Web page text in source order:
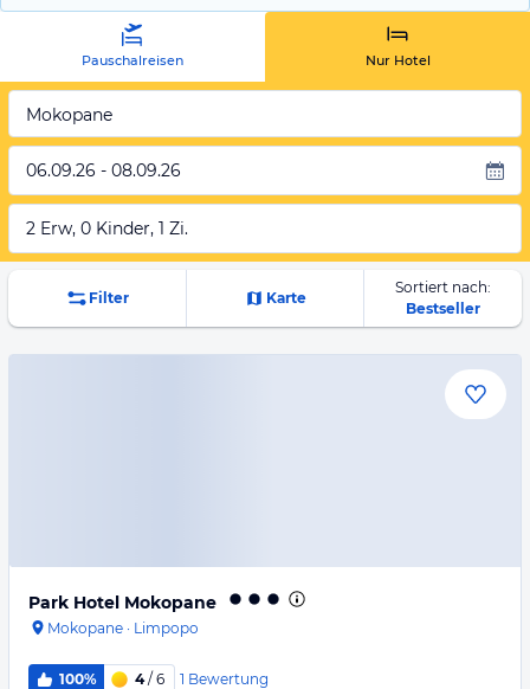
Pauschalreisen Nur Hotel
Mokopane
06.09.26 - 08.09.26
2 Erw, 0 Kinder, 1 Zi.
Filter Karte
Sortiert nach:
Bestseller
Park Hotel Mokopane
Mokopane · Limpopo
100% 4/ 6 1 Bewertung